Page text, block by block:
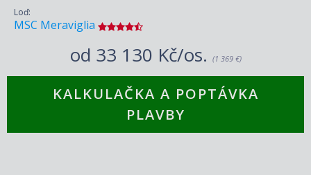
Loď:
MSC Meraviglia
od 33 130 Kč/os. (1 369 €)
KALKULAČKA A POPTÁVKA
PLAVBY